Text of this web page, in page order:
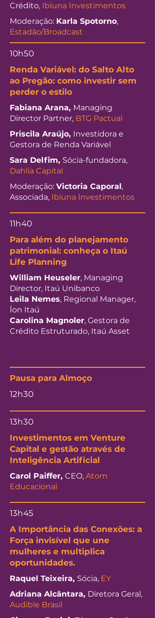
Crédito, Ibiuna Investimentos
Moderação: Karla Spotorno,
Estadão/Broadcast
10h50
Renda Variável: do Salto Alto
ao Pregão: como investir sem
perder o estilo
Fabiana Arana, Managing
Director Partner, BTG Pactual
Priscila Araújo, Investidora e
Gestora de Renda Variável
Sara Delfim, Sócia-fundadora,
Dahlia Capital
Moderação: Victoria Caporal,
Associada, Ibiuna Investimentos
11h40
Para além do planejamento
patrimonial: conheça o Itaú
Life Planning
William Heuseler, Managing
Director, Itaú Unibanco
Leila Nemes, Regional Manager,
Íon Itaú
Carolina Magnoler, Gestora de
Crédito Estruturado, Itaú Asset
Pausa para Almoço
12h30
13h30
Investimentos em Venture
Capital e gestão através de
Inteligência Artificial
Carol Paiffer, CEO, Atom
Educacional
13h45
A Importância das Conexões: a
Força invisível que une
mulheres e multiplica
oportunidades.
Raquel Teixeira, Sócia, EY
Adriana Alcântara, Diretora Geral,
Audible Brasil